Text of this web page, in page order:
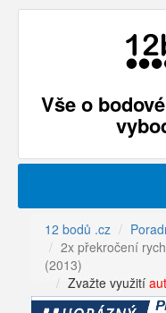
Vše o
12 bodů .cz
2x překročení
(2013)
Zvažte využití